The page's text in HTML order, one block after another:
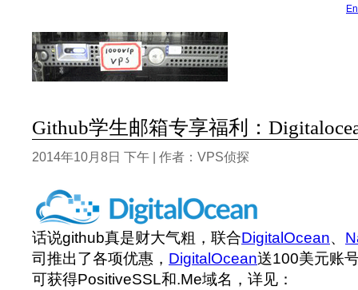
Github学生邮箱专享福利：
2014年10月8日 下午 | 作者：VPS侦探
话说github真是财大气粗，联合DigitalOcean、
司推出了各项优惠， DigitalOcean送100美元账
可获得PositiveSSL和.Me域名，详见：